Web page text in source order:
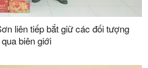
liên tiếp bắt giữ các đối tượng
biên giới